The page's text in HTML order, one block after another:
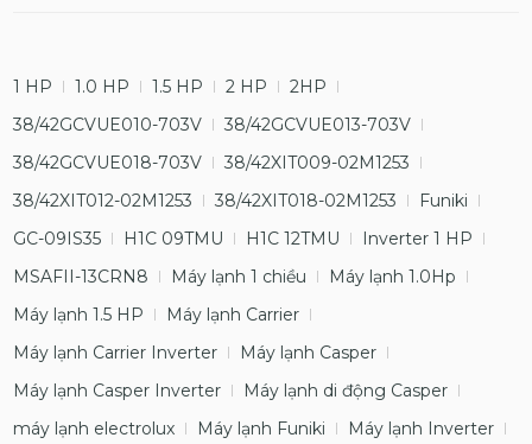
1 HP 1.0 HP 1.5 HP 2 HP
2HP
38/42GCVUE010-703V
38/42GCVUE013-703V
38/42GCVUE018-703V
38/42XIT009-02M1253
38/42XIT012-02M1253
38/42XIT018-02M1253
Funiki
GC-09IS35
H1C 09TMU H1C 12TMU
Inverter 1 HP
MSAFII-13CRN8
Máy lạnh 1 chiều
Máy lạnh 1.0Hp
Máy lạnh 1.5 HP
Máy lạnh Carrier
Máy lạnh Carrier Inverter
Máy lạnh Casper
Máy lạnh Casper Inverter
Máy lạnh di động Casper
máy lạnh electrolux
Máy lạnh Funiki Máy lạnh Inverter